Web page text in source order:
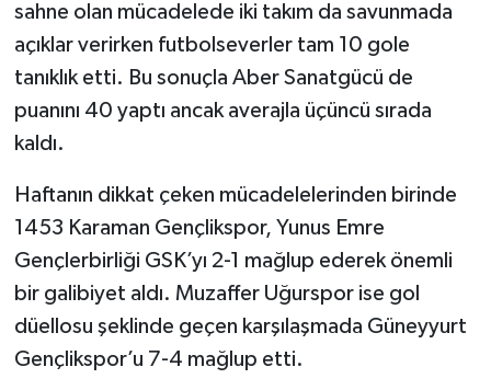
sahne olan mücadelede iki takım da savunmada
açıklar verirken futbolseverler tam 10 gole
tanıklık etti. Bu sonuçla Aber Sanatgücü de
puanını 40 yaptı ancak averajla üçüncü sırada
kaldı.
Haftanın dikkat çeken mücadelelerinden birinde
1453 Karaman Gençlikspor, Yunus Emre
Gençlerbirliği GSK’yı 2-1 mağlup ederek önemli
bir galibiyet aldı. Muzaffer Uğurspor ise gol
düellosu şeklinde geçen karşılaşmada Güneyyurt
Gençlikspor’u 7-4 mağlup etti.